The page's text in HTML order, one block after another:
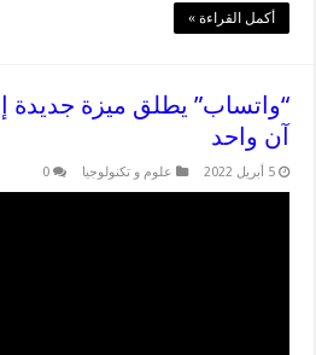
أكمل القراءة »
“واتساب” يطلق ميزة جديدة
آن واحد
5 أبريل 2022 علوم و تكنولوجيا 0